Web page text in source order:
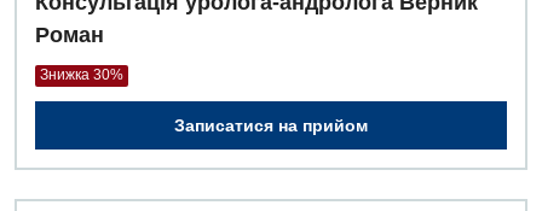
Роман
Знижка 30%
Записатися на прийом